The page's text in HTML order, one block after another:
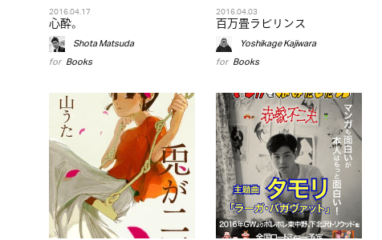
2016.04.17
心酔。
Shota Matsuda
for Books
2016.04.03
百万畳ラビリンス
Yoshikage Kajiwara
for Books